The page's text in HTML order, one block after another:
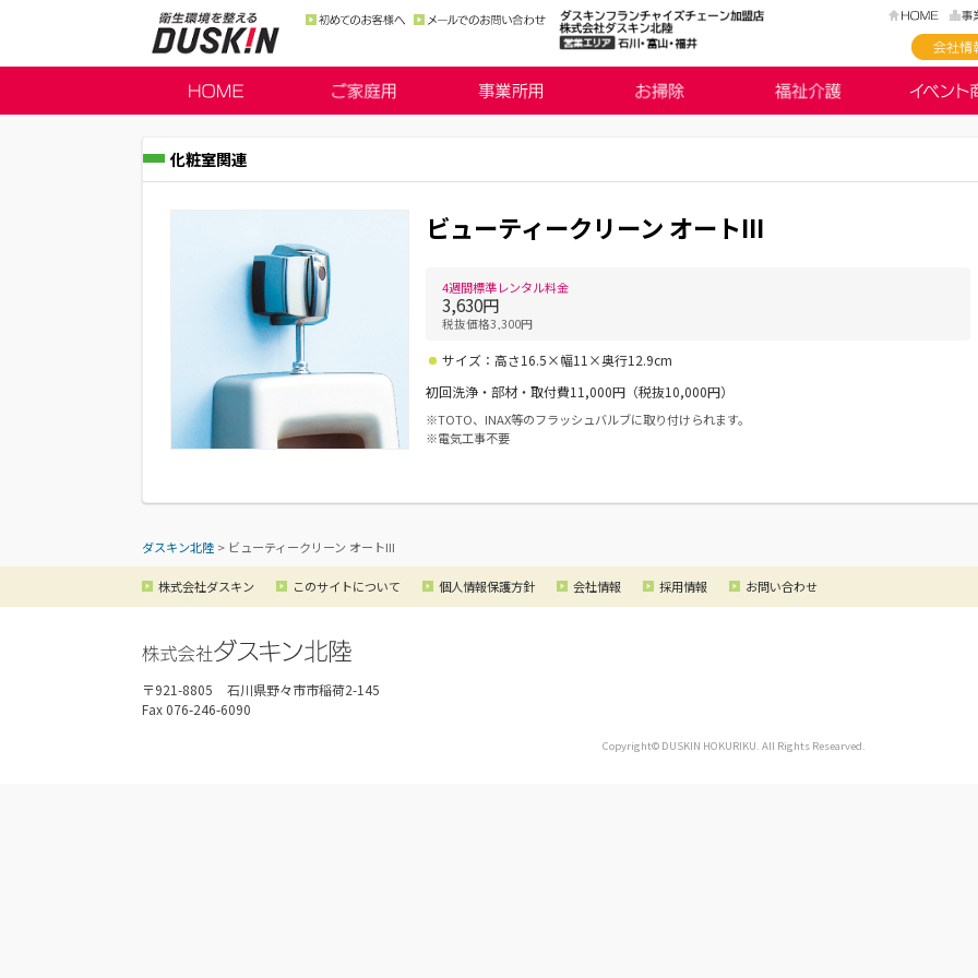
化粧室関連
ビューティークリーン オートIII
4週間標準レンタル料金
3,630円
税抜価格3,300円
サイズ：高さ16.5×幅11×奥行12.9cm
初回洗浄・部材・取付費11,000円（税抜10,000円）
※TOTO、INAX等のフラッシュバルブに取り付けられます。
※電気工事不要
ダスキン北陸> ビューティークリーン オートIII
株式会社ダスキン
このサイトについて 個人情報保護方針 会社情報 採用情報 お問い合わせ
〒921-8805
石川県野々市市稲荷2-145
Fax 076-246-6090
Copyright© DUSKIN HOKURIKU. All Rights Researved.